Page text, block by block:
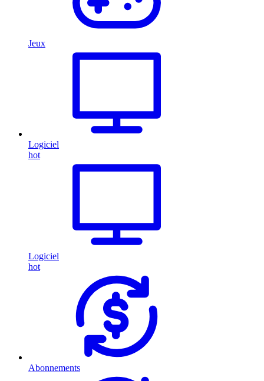
Jeux
Logiciel
hot
Logiciel
hot
Abonnements